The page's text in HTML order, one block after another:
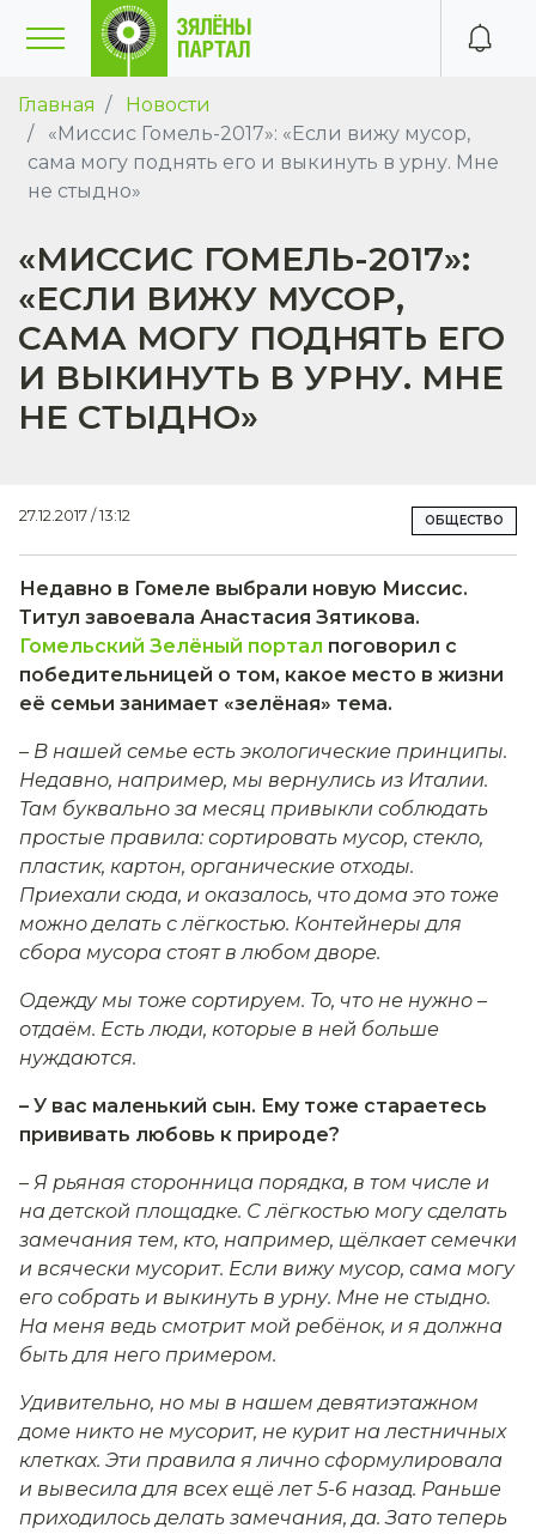
Главная
Новости
«Миссис Гомель-2017»: «Если вижу мусор,
сама могу поднять его и выкинуть в урну. Мне
не стыдно»
«МИССИС ГОМЕЛЬ-2017»:
«ЕСЛИ ВИЖУ МУСОР,
САМА МОГУ ПОДНЯТЬ ЕГО
И ВЫКИНУТЬ В УРНУ. МНЕ
НЕ СТЫДНО»
27.12.2017 / 13:12 ОБЩЕСТВО
Недавно в Гомеле выбрали новую Миссис.
Титул завоевала Анастасия Зятикова.
Гомельский Зелёный портал поговорил с
победительницей о том, какое место в жизни
её семьи занимает «зелёная» тема.
– В нашей семье есть экологические принципы.
Недавно, например, мы вернулись из Италии.
Там буквально за месяц привыкли соблюдать
простые правила: сортировать мусор, стекло,
пластик, картон, органические отходы.
Приехали сюда, и оказалось, что дома это тоже
можно делать с лёгкостью. Контейнеры для
сбора мусора стоят в любом дворе.
Одежду мы тоже сортируем. То, что не нужно –
отдаём. Есть люди, которые в ней больше
нуждаются.
– У вас маленький сын. Ему тоже стараетесь
прививать любовь к природе?
– Я рьяная сторонница порядка, в том числе и
на детской площадке. С лёгкостью могу сделать
замечания тем, кто, например, щёлкает семечки
и всячески мусорит. Если вижу мусор, сама могу
его собрать и выкинуть в урну. Мне не стыдно.
На меня ведь смотрит мой ребёнок, и я должна
быть для него примером.
Удивительно, но мы в нашем девятиэтажном
доме никто не мусорит, не курит на лестничных
клетках. Эти правила я лично сформулировала
и вывесила для всех ещё лет 5-6 назад. Раньше
приходилось делать замечания, да. Зато теперь